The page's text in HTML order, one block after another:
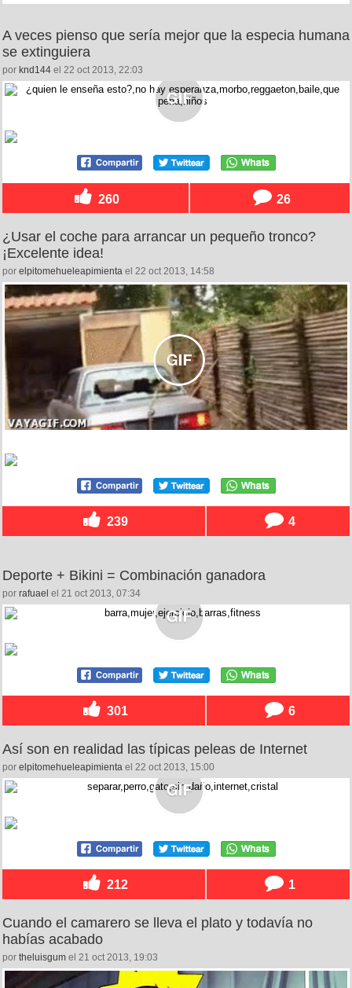
A veces pienso que sería mejor que la especia humana
se extinguiera
por knd144 el 22 oct 2013, 22:03
260 26
¿Usar el coche para arrancar un pequeño tronco?
¡Excelente idea!
por elpitomehueleapimienta el 22 oct 2013, 14:58
239 4
Deporte + Bikini = Combinación ganadora
por rafuael el 21 oct 2013, 07:34
301 6
Así son en realidad las típicas peleas de Internet
por elpitomehueleapimienta el 22 oct 2013, 15:00
212 1
Cuando el camarero se lleva el plato y todavía no
habías acabado
por theluisgum el 21 oct 2013, 19:03